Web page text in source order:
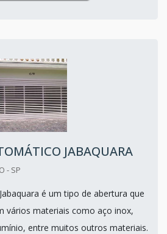
JABAQUARA
- SP
é um tipo de abertura que
vários materiais como aço inox,
entre muitos outros materiais.